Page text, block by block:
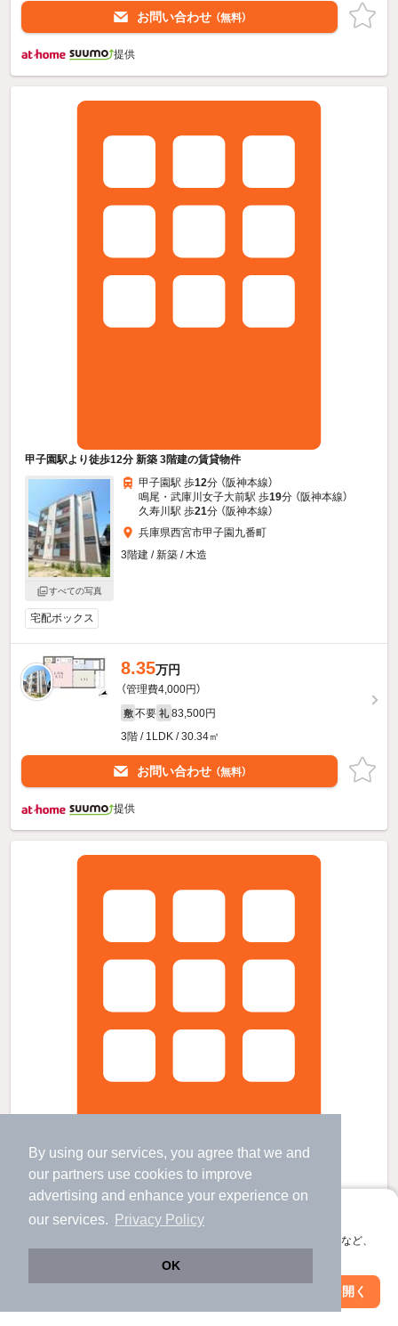
By using our services, you agree that we and
our partners use cookies to improve
advertising and enhance your experience on
our services.
Privacy Policy
OK
アプリに切り替えて、サクサクお部屋探し
会員登録なしですぐ使える。マップ検索やお気に入り保存など、
アプリを開く
お問い合わせ （無料）
提供
甲子園駅より徒歩12分 新築 3階建の賃貸物件
すべての写真
甲子園駅 歩12分 （阪神本線）
鳴尾・武庫川女子大前駅 歩19分 （阪神本線）
久寿川駅 歩21分 （阪神本線）
兵庫県西宮市甲子園九番町
3階建 / 新築 / 木造
宅配ボックス
8.35万円
（管理費4,000円）
敷 不要 礼 83,500円
3階 / 1LDK / 30.34㎡
お問い合わせ （無料）
提供
甲子園駅より徒歩12分 新築 3階建の賃貸物件
鳴尾・武庫川女子大前駅 歩19分 （阪神本線）
久寿川駅 歩
兵庫県西宮市甲子園九番町
3階建 / 新築 / 木造
絞り込み条件を変更